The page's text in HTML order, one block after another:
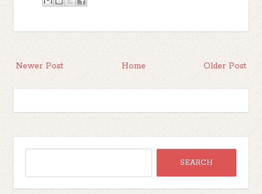
Newer Post Older Post
Home